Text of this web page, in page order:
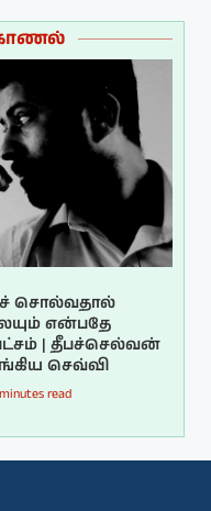
சொல்வதால்
என்பதே
| தீபச்செல்வன்
செவ்வி
read